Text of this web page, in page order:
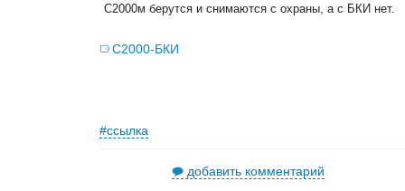
С2000м берутся и снимаются с охраны, а с БКИ нет.
С2000-БКИ
#ссылка
добавить комментарий